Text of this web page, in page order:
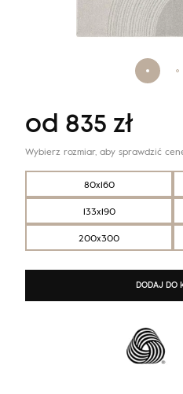
80x160
133x190
200x300
od 835 zł
Wybierz rozmiar, aby sprawdzić
DODAJ DO